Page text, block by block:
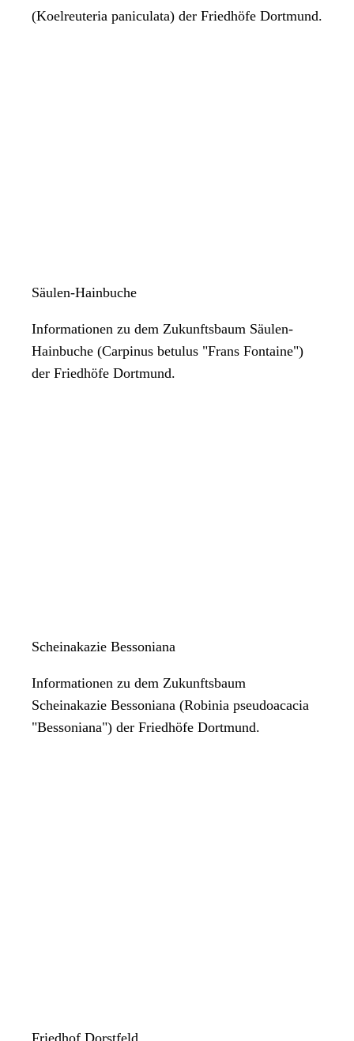
(Koelreuteria paniculata) der Friedhöfe Dortmund.
Säulen-Hainbuche
Informationen zu dem Zukunftsbaum Säulen-
Hainbuche (Carpinus betulus "Frans Fontaine")
der Friedhöfe Dortmund.
Scheinakazie Bessoniana
Informationen zu dem Zukunftsbaum
Scheinakazie Bessoniana (Robinia pseudoacacia
"Bessoniana") der Friedhöfe Dortmund.
Friedhof Dorstfeld